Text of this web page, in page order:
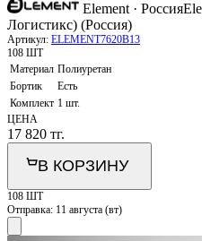
Element · Россия
Логистикс) (Россия)
Артикул: ELEMENT7620B13
108 ШТ
Материал Полиуретан
Бортик
Есть
Комплект 1 шт.
ЦЕНА
17 820 тг.
В КОРЗИНУ
108 ШТ
Отправка: 11 августа (вт)